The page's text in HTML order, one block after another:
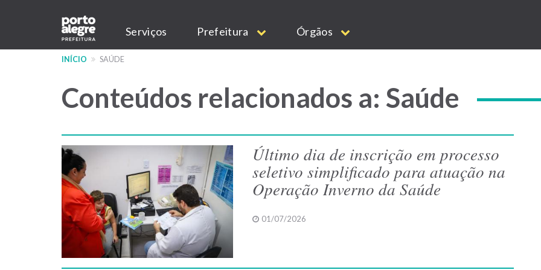
conteúdo
Main
navigation
Serviços Prefeitura Órgãos
INÍCIO SAÚDE
Conteúdos relacionados a: Saúde
Último dia de inscrição em processo
seletivo simplificado para atuação na
Operação Inverno da Saúde
01/07/2026